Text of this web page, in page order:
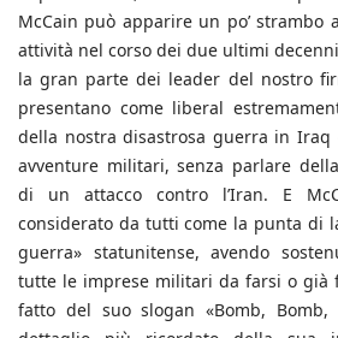
McCain può apparire un po’ strambo
attività nel corso dei due ultimi
la gran parte dei leader del nostro
presentano come liberal
della nostra disastrosa guerra in
avventure militari, senza parlare
di un attacco contro l’Iran. E
considerato da tutti come la punta di
guerra» statunitense, avendo
tutte le imprese militari da farsi o già
fatto del suo slogan «Bomb,